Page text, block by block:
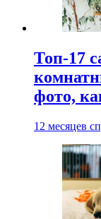
Топ-17
фото,
12 месяцев